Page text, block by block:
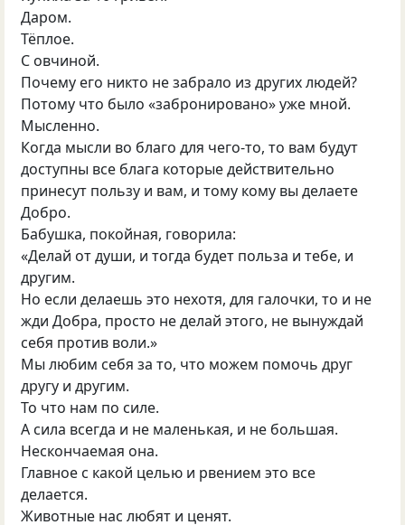
Даром.
Тёплое.
С овчиной.
Почему его никто не забрало из других людей?
Потому что было «забронировано» уже мной.
Мысленно.
Когда мысли во благо для чего-то, то вам будут
доступны все блага которые действительно
принесут пользу и вам, и тому кому вы делаете
Добро.
Бабушка, покойная, говорила:
«Делай от души, и тогда будет польза и тебе, и
другим.
Но если делаешь это нехотя, для галочки, то и не
жди Добра, просто не делай этого, не вынуждай
себя против воли.»
Мы любим себя за то, что можем помочь друг
другу и другим.
То что нам по силе.
А сила всегда и не маленькая, и не большая.
Нескончаемая она.
Главное с какой целью и рвением это все
делается.
Животные нас любят и ценят.